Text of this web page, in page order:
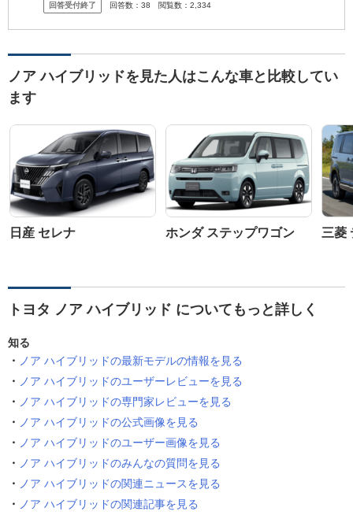
検討...
回答受付終了
回答数： 38 閲覧数： 2,334
ノア ハイブリッドを見た人はこんな車と比較してい
ます
日産 セレナ ホンダ ステップワゴン 三菱
トヨタ ノア ハイブリッド についてもっと詳しく
知る
ノア ハイブリッドの最新モデルの情報を見る
ノア ハイブリッドのユーザーレビューを見る
ノア ハイブリッドの専門家レビューを見る
ノア ハイブリッドの公式画像を見る
ノア ハイブリッドのユーザー画像を見る
ノア ハイブリッドのみんなの質問を見る
ノア ハイブリッドの関連ニュースを見る
ノア ハイブリッドの関連記事を見る